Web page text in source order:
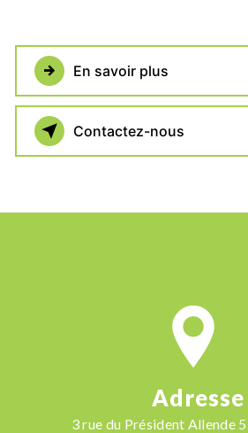
En savoir plus
Contactez-nous
Adresse
3 rue du Président Allende